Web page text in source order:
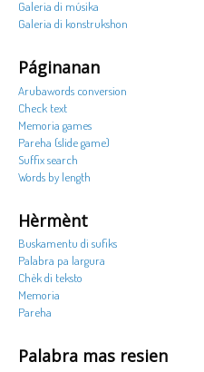
Galeria di músika
Galeria di konstrukshon
Páginanan
Arubawords conversion
Check text
Memoria games
Pareha (slide game)
Suffix search
Words by length
Hèrmènt
Buskamentu di sufiks
Palabra pa largura
Chèk di teksto
Memoria
Pareha
Palabra mas resien